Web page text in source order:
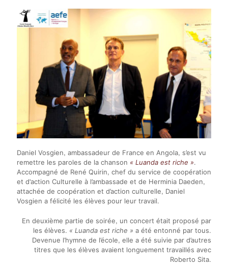
Daniel Vosgien, ambassadeur de France en Angola, s’est vu
remettre les paroles de la chanson « Luanda est riche ».
Accompagné de René Quirin, chef du service de coopération
et d'action Culturelle à l’ambassade et de Herminia Daeden,
attachée de coopération et d’action culturelle, Daniel
Vosgien a félicité les élèves pour leur travail.
En deuxième partie de soirée, un concert était proposé par
les élèves. « Luanda est riche » a été entonné par tous.
Devenue l’hymne de l’école, elle a été suivie par d’autres
titres que les élèves avaient longuement travaillés avec
Roberto Sita.